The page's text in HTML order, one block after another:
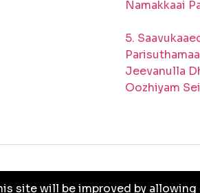
Namakkaai
5.
Jeevanulla
Oozhiyam
site will be improved by